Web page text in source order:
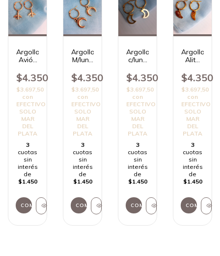
Argolla
Avión
$4.350
$3.697,50
con
EFECTIVO
SOLO
MAR
DEL
PLATA
3
cuotas
sin
interés
de
$1.450
Argolla
M/luna
$4.350
$3.697,50
con
EFECTIVO
SOLO
MAR
DEL
PLATA
3
cuotas
sin
interés
de
$1.450
Argolla
c/luna
$4.350
$3.697,50
con
EFECTIVO
SOLO
MAR
DEL
PLATA
3
cuotas
sin
interés
de
$1.450
Argolla
Alita
$4.350
$3.697,50
con
EFECTIVO
SOLO
MAR
DEL
PLATA
3
cuotas
sin
interés
de
$1.450